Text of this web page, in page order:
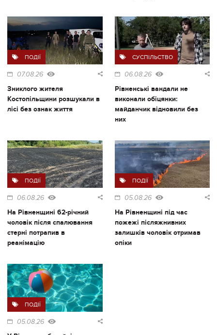
ПОДІЇ
07.08.26
Зниклого жителя
Костопільщини розшукали в
лісі без ознак життя
СУСПІЛЬСТВО
06.08.26
Рівненські вандали не
виконали обіцянки:
майданчик відновили без
них
ПОДІЇ
06.08.26
На Рівненщині 62-річний
чоловік після спалювання
стерні потрапив в
реанімацію
ПОДІЇ
05.08.26
На Рівненщині під час
пожежі післяжнивних
залишків чоловік отримав
опіки
ПОДІЇ
05.08.26